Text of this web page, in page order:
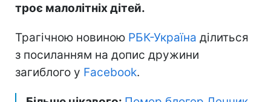
троє малолітніх дітей.
Трагічною новиною РБК-Україна ділиться
з посиланням на допис дружини
загиблого у Facebook.